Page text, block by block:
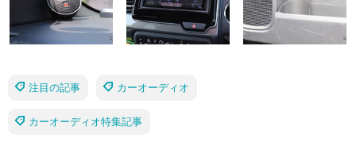
注目の記事 カーオーディオ
カーオーディオ特集記事